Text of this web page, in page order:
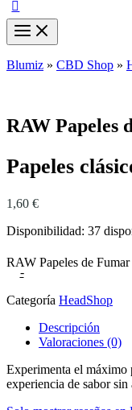
Blumiz » CBD Shop »
RAW Papeles
Papeles
1,60 €
Disponibilidad: 37
-
RAW Papeles de
Categoría HeadShop
Descripción
Valoraciones (0)
Experimenta el máximo
experiencia de sabor sin